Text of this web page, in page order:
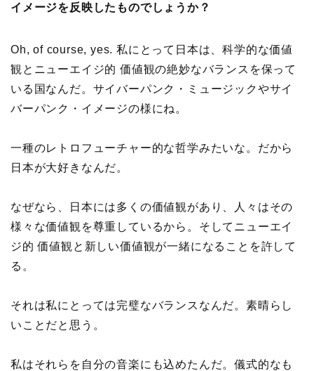
イメージを反映したものでしょうか？
Oh, of course, yes. 私にとって日本は、科学的な価値
観とニューエイジ的 価値観の絶妙なバランスを保って
いる国なんだ。サイバーパンク・ミュージックやサイ
バーパンク・イメージの様にね。
一種のレトロフューチャー的な哲学みたいな。だから
日本が大好きなんだ。
なぜなら、日本には多くの価値観があり、人々はその
様々な価値観を尊重しているから。そしてニューエイ
ジ的 価値観と新しい価値観が一緒になることを許して
る。
それは私にとっては完璧なバランスなんだ。素晴らし
いことだと思う。
私はそれらを自分の音楽にも込めたんだ。儀式的なも